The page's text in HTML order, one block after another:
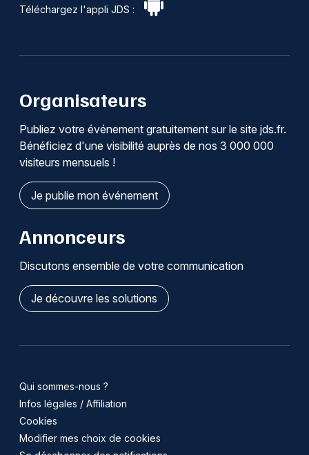
Téléchargez l'appli JDS :
Organisateurs
Publiez votre événement gratuitement sur le site jds.fr.
Bénéficiez d'une visibilité auprès de nos 3 000 000
visiteurs mensuels !
Je publie mon événement
Annonceurs
Discutons ensemble de votre communication
Je découvre les solutions
Qui sommes-nous ?
Infos légales / Affiliation
Cookies
Modifier mes choix de cookies